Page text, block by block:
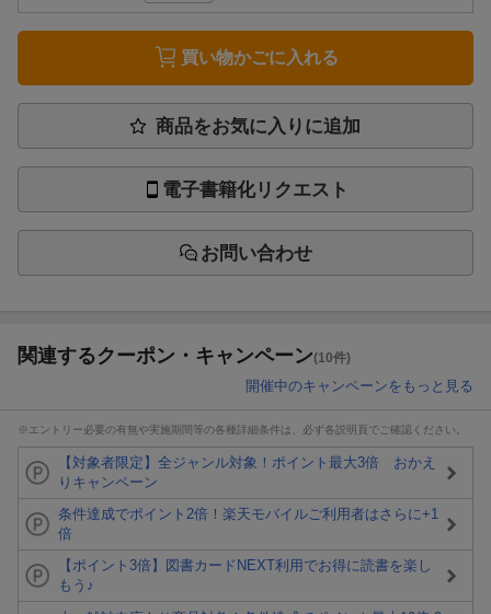
買い物かごに入れる
商品をお気に入りに追加
電子書籍化リクエスト
お問い合わせ
関連するクーポン・キャンペーン(10件)
開催中のキャンペーンをもっと見る
※エントリー必要の有無や実施期間等の各種詳細条件は、必ず各説明頁でご確認ください。
【対象者限定】全ジャンル対象！ポイント最大3倍 おかえ
りキャンペーン
条件達成でポイント2倍！楽天モバイルご利用者はさらに+1
倍
【ポイント3倍】図書カードNEXT利用でお得に読書を楽し
もう♪